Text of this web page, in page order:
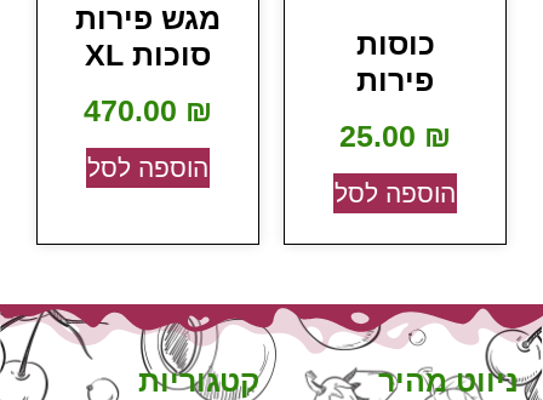
כוסות
פירות
25.00 ₪
הוספה לסל
מגש פירות
סוכות XL
470.00 ₪
הוספה לסל
ניווט מהיר קטגוריות